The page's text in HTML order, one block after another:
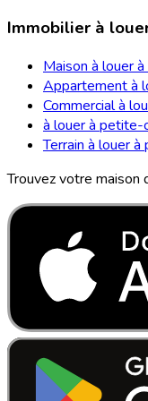
Immobilier à
Maison à louer
Appartement à
Commercial à
à louer à petite-
Terrain à louer
Trouvez votre maison